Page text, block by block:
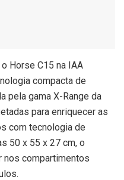
Horse C15 na IAA
compacta de
pela gama X-Range da
para enriquecer as
com tecnologia de
50 x 55 x 27 cm, o
nos compartimentos